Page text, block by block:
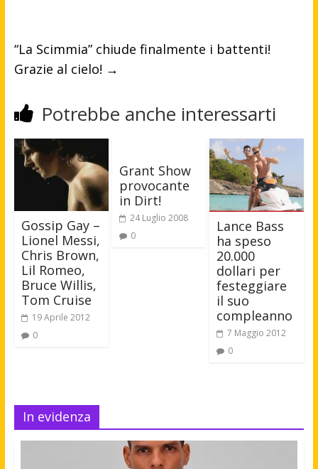
“La Scimmia” chiude finalmente i battenti!
Grazie al cielo! →
Potrebbe anche interessarti
Gossip Gay –
Lionel Messi,
Chris Brown,
Lil Romeo,
Bruce Willis,
Tom Cruise
19 Aprile 2012
0
Grant Show
provocante
in Dirt!
24 Luglio 2008
0
Lance Bass
ha speso
20.000
dollari per
festeggiare
il suo
compleanno
7 Maggio 2012
0
In evidenza